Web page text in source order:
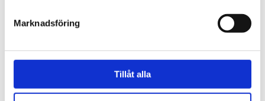
Marknadsföring
Tillåt alla
RECENSIONER
OM OSCAR & CLOTHILDE
PRODUKTBLAD